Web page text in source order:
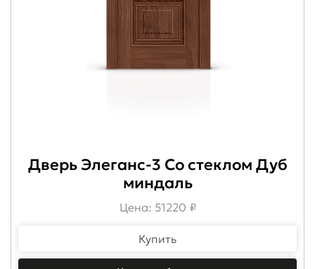
Дверь Элеганс-3 Со стеклом Дуб
миндаль
Цена: 51220 ₽
Купить